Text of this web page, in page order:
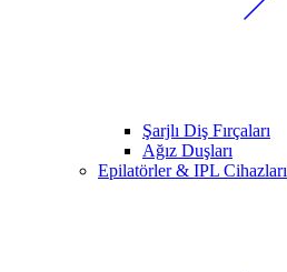
Şarjlı Diş Fırçaları
Ağız Duşları
Epilatörler & IPL Cihazları